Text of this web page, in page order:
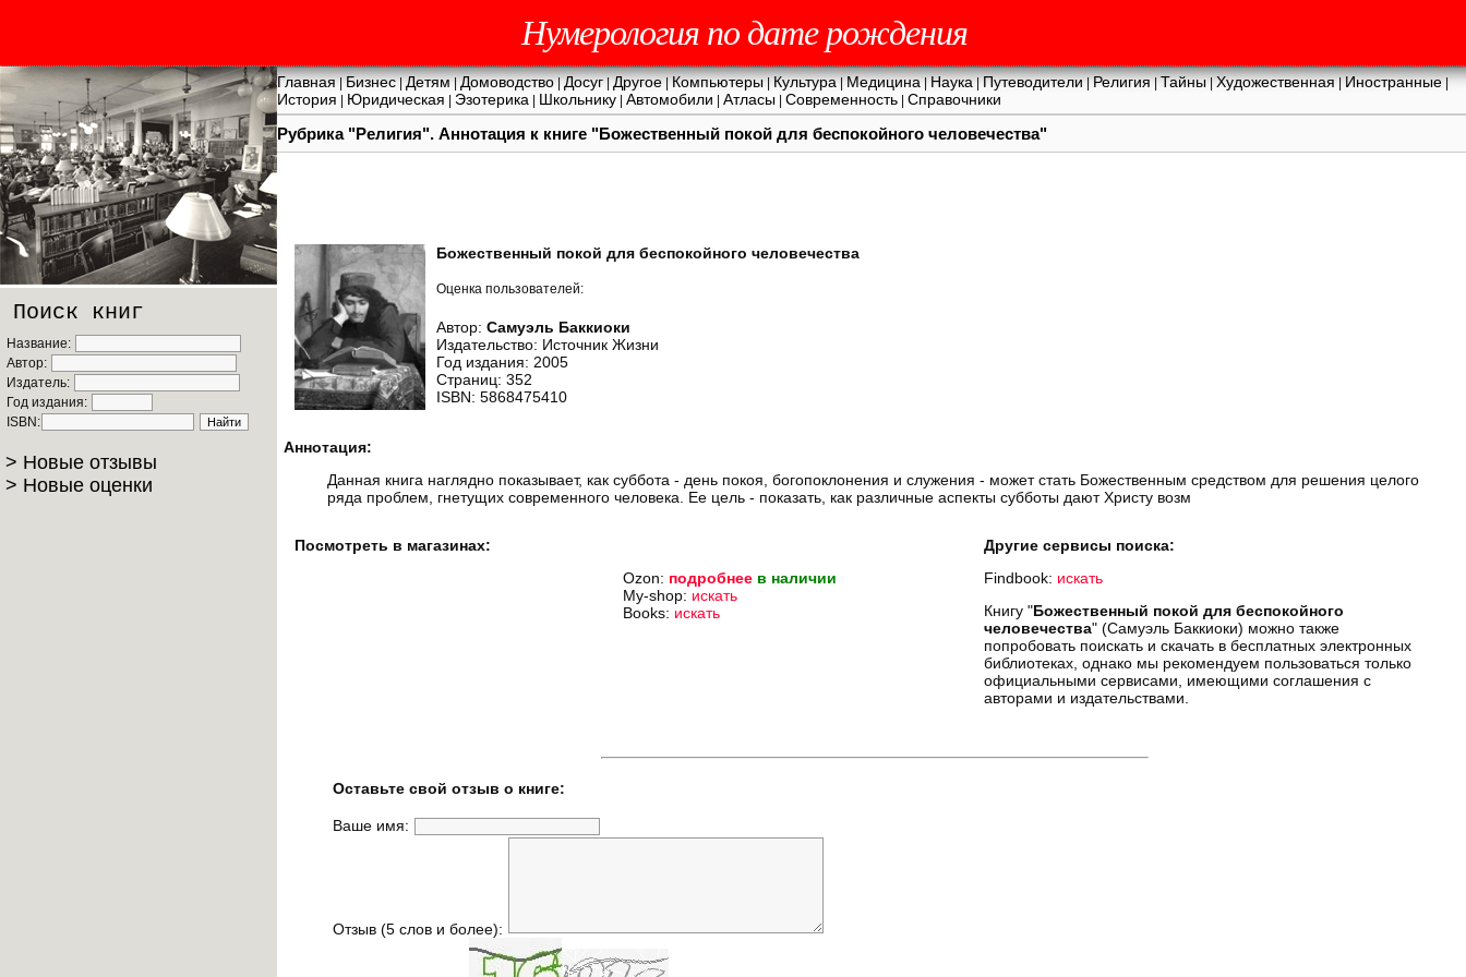
Нумерология по дате рождения
Главная|Бизнес|Детям|Домоводство|Досуг|Другое|Компьютеры|Культура|Медицина|Наука|Путеводители|Религия|Тайны|Художественная|Иностранные|
История Юридическая Эзотерика Школьнику Автомобили Атласы Современность Справочники
Рубрика "Религия". Аннотация к книге "Божественный покой для беспокойного человечества"
Поиск книг
Название:
Автор:
Издатель:
Год издания:
ISBN:
> Новые отзывы
> Новые оценки
Божественный покой для беспокойного человечества
Оценка пользователей:
Автор: Самуэль Баккиоки
Издательство: Источник Жизни
Год издания: 2005
Страниц: 352
ISBN: 5868475410
Аннотация:
Данная книга наглядно показывает, как суббота - день покоя, богопоклонения и служения - может стать Божественным средством для решения целого
ряда проблем, гнетущих современного человека. Ее цель - показать, как различные аспекты субботы дают Христу возм
Посмотреть в магазинах:
Ozon: подробнее в наличии
My-shop: искать
Books: искать
Другие сервисы поиска:
Findbook: искать
Книгу "Божественный покой для беспокойного
человечества" (Самуэль Баккиоки) можно также
попробовать поискать и скачать в бесплатных электронных
библиотеках, однако мы рекомендуем пользоваться только
официальными сервисами, имеющими соглашения с
авторами и издательствами.
Оставьте свой отзыв о книге:
Ваше имя:
Отзыв (5 слов и более):